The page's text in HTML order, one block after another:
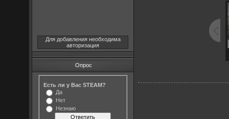
Для добавления необходима
авторизация
Опрос
Есть ли у Вас STEAM?
Да
Нет
Незнаю